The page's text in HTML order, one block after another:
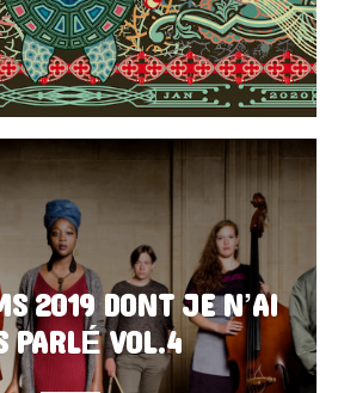
2019 DONT JE N’AI
PARLÉ VOL.4